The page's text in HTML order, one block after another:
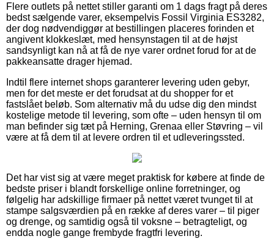
Flere outlets på nettet stiller garanti om 1 dags fragt på deres
bedst sælgende varer, eksempelvis Fossil Virginia ES3282,
der dog nødvendiggør at bestillingen placeres forinden et
angivent klokkeslæt, med hensynstagen til at de højst
sandsynligt kan nå at få de nye varer ordnet forud for at de
pakkeansatte drager hjemad.
Indtil flere internet shops garanterer levering uden gebyr,
men for det meste er det forudsat at du shopper for et
fastslået beløb. Som alternativ må du udse dig den mindst
kostelige metode til levering, som ofte – uden hensyn til om
man befinder sig tæt på Herning, Grenaa eller Støvring – vil
være at få dem til at levere ordren til et udleveringssted.
Det har vist sig at være meget praktisk for købere at finde de
bedste priser i blandt forskellige online forretninger, og
følgelig har adskillige firmaer på nettet været tvunget til at
stampe salgsværdien på en række af deres varer – til piger
og drenge, og samtidig også til voksne – betragteligt, og
endda nogle gange frembyde fragtfri levering.